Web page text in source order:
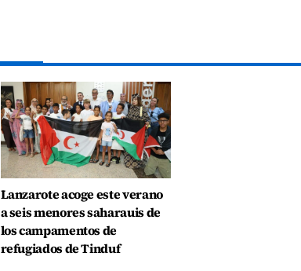
Lanzarote acoge este verano
a seis menores saharauis de
los campamentos de
refugiados de Tinduf